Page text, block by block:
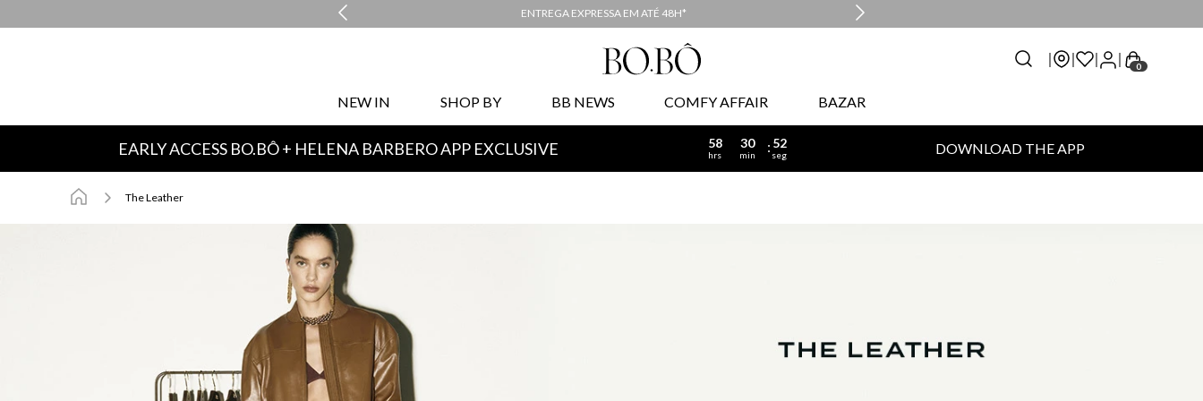
COMPARTILHE A SUA WISHLIST
0
NEW IN SHOP BY BB NEWS COMFY AFFAIR BAZAR
EARLY ACCESS BO.BÔ + HELENA BARBERO APP EXCLUSIVE 58
hrs
30
min
51
seg DOWNLOAD THE APP
The Leather